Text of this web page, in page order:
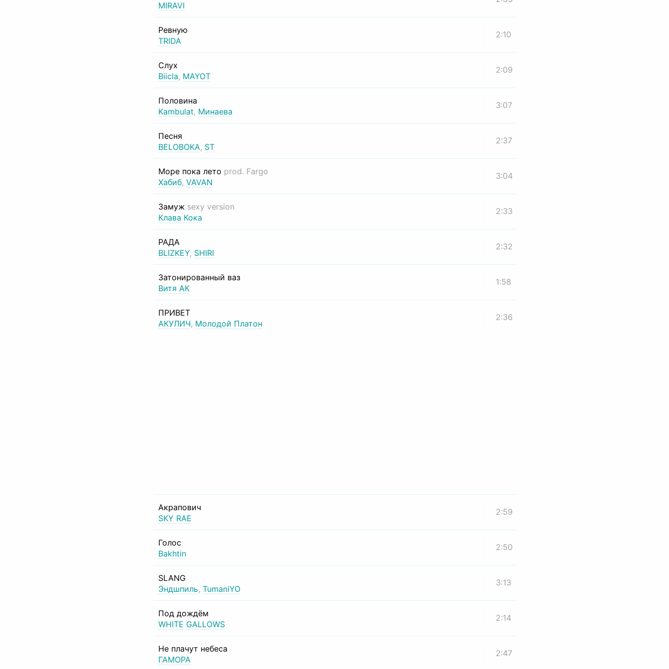
MIRAVI
Ревную
TRIDA
2:10
Слух
Biicla, MAYOT
2:09
Половина
Kambulat, Минаева
3:07
Песня
BELOBOKA, ST
2:37
Море пока лето prod. Fargo
Хабиб, VAVAN
3:04
Замуж sexy version
Клава Кока
2:33
РАДА
BLIZKEY, SHIRI
2:32
Затонированный ваз
Витя АК
1:58
ПРИВЕТ
АКУЛИЧ, Молодой Платон
2:36
Акрапович
SKY RAE
2:59
Голос
Bakhtin
2:50
SLANG
Эндшпиль, TumaniYO
3:13
Под дождём
WHITE GALLOWS
2:14
Не плачут небеса
ГАМОРА
2:47